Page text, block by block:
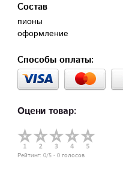
Состав
пионы
оформление
Способы оплаты:
Оцени товар:
Рейтинг: 0/5 - 0 голосов